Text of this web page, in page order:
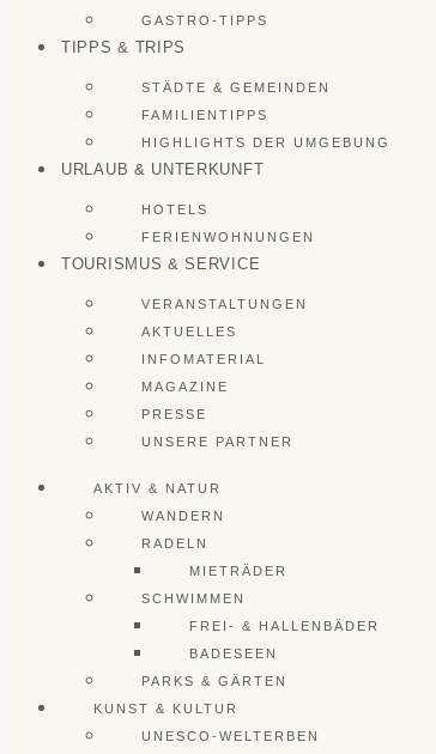
GASTRO-TIPPS
TIPPS & TRIPS
STÄDTE & GEMEINDEN
FAMILIENTIPPS
HIGHLIGHTS DER UMGEBUNG
URLAUB & UNTERKUNFT
HOTELS
FERIENWOHNUNGEN
TOURISMUS & SERVICE
VERANSTALTUNGEN
AKTUELLES
INFOMATERIAL
MAGAZINE
PRESSE
UNSERE PARTNER
AKTIV & NATUR
WANDERN
RADELN
MIETRÄDER
SCHWIMMEN
FREI- & HALLENBÄDER
BADESEEN
PARKS & GÄRTEN
KUNST & KULTUR
UNESCO-WELTERBEN